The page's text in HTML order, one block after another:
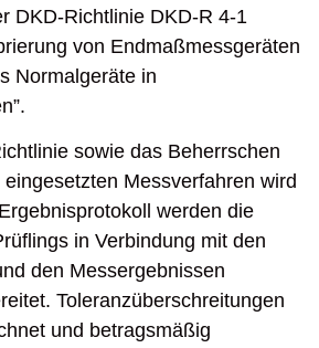
DKD-Richtlinie DKD-R 4-1
von Endmaßmessgeräten
Normalgeräte in
sowie das Beherrschen
Messverfahren wird
werden die
in Verbindung mit den
den Messergebnissen
Toleranzüberschreitungen
und betragsmäßig